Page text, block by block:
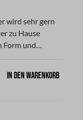
wird sehr gern
zu Hause
Form und
In den Warenkorb